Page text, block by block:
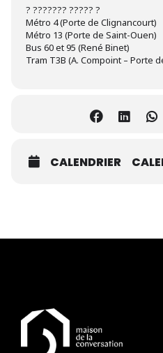
? ??????? ????? ?
Métro 4 (Porte de Clignancourt)
Métro 13 (Porte de Saint-Ouen)
Bus 60 et 95 (René Binet)
Tram T3B (A. Compoint – Porte
CALENDRIER